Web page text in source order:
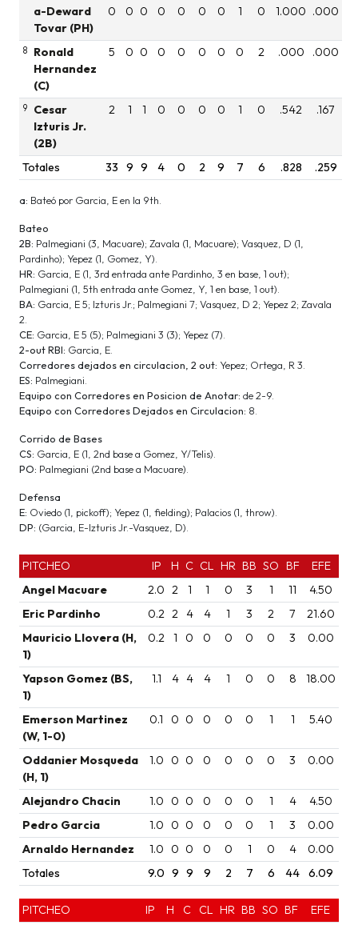
a-Deward
Tovar (PH)
0 0 0 0 0 0 0 1 0 1.000 .000
8
Ronald
Hernandez
(C)
5 0 0 0 0 0 0 0 2 .000 .000
9
Cesar
Izturis Jr.
(2B)
2 1 1 0 0 0 0 1 0 .542 .167
Totales 33 9 9 4 0 2 9 7 6 .828 .259
a: Bateó por Garcia, E en la 9th.
Bateo
2B: Palmegiani (3, Macuare); Zavala (1, Macuare); Vasquez, D (1,
Pardinho); Yepez (1, Gomez, Y).
HR: Garcia, E (1, 3rd entrada ante Pardinho, 3 en base, 1 out);
Palmegiani (1, 5th entrada ante Gomez, Y, 1 en base, 1 out).
BA: Garcia, E 5; Izturis Jr.; Palmegiani 7; Vasquez, D 2; Yepez 2; Zavala
2.
CE: Garcia, E 5 (5); Palmegiani 3 (3); Yepez (7).
2-out RBI: Garcia, E.
Corredores dejados en circulacion, 2 out: Yepez; Ortega, R 3.
ES: Palmegiani.
Equipo con Corredores en Posicion de Anotar: de 2-9.
Equipo con Corredores Dejados en Circulacion: 8.
Corrido de Bases
CS: Garcia, E (1, 2nd base a Gomez, Y/Telis).
PO: Palmegiani (2nd base a Macuare).
Defensa
E: Oviedo (1, pickoff); Yepez (1, fielding); Palacios (1, throw).
DP: (Garcia, E-Izturis Jr.-Vasquez, D).
PITCHEO IP H C CL HR BB SO BF
EFE
Angel Macuare
2.0 2 1 1 0 3 1 11
4.50
Eric Pardinho
0.2 2 4 4 1 3 2 7
21.60
Mauricio Llovera (H,
1)
0.2 1 0 0 0 0 0 3 0.00
Yapson Gomez (BS,
1)
1.1 4 4 4 1 0 0 8 18.00
Emerson Martinez
(W, 1-0)
0.1 0 0 0 0 0 1 1 5.40
Oddanier Mosqueda
(H, 1)
1.0 0 0 0 0 0 0 3 0.00
Alejandro Chacin 1.0 0 0 0 0 0 1 4
4.50
Pedro Garcia
1.0 0 0 0 0 0 1 3
0.00
Arnaldo Hernandez
1.0 0 0 0 0 1 0 4
0.00
Totales
9.0 9 9 9 2 7 6 44 6.09
PITCHEO IP H C CL HR BB SO BF
EFE